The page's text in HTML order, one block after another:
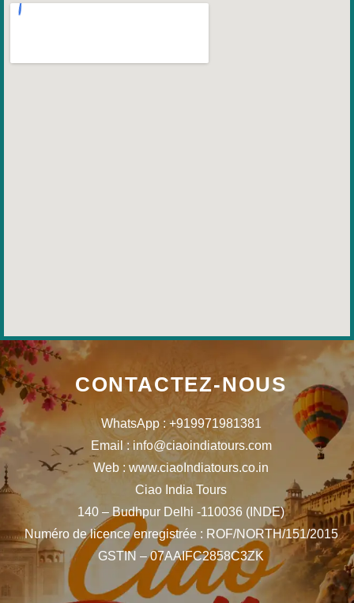
CONTACTEZ-NOUS
WhatsApp : +919971981381
Email : info@ciaoindiatours.com
Web : www.ciaoIndiatours.co.in
Ciao India Tours
140 – Budhpur Delhi -110036 (INDE)
Numéro de licence enregistrée : ROF/NORTH/151/2015
GSTIN – 07AAIFC2858C3ZK